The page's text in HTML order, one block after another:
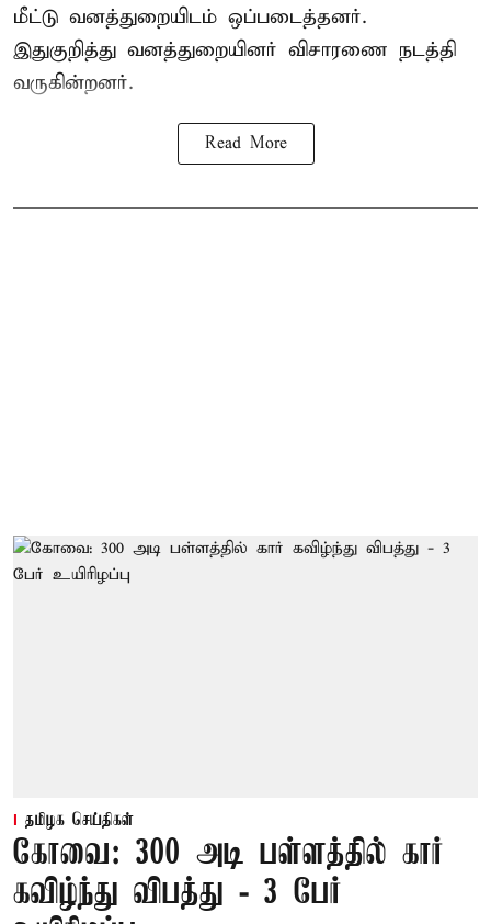
மீட்டு வனத்துறையிடம் ஒப்படைத்தனர்.
இதுகுறித்து வனத்துறையினர் விசாரணை நடத்தி
வருகின்றனர்.
Read More
தமிழக செய்திகள்
கோவை: 300 அடி பள்ளத்தில் கார்
கவிழ்ந்து விபத்து - 3 பேர்